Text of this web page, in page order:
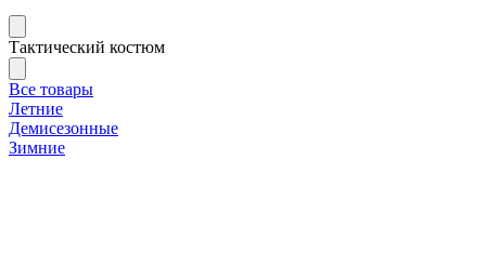
Тактический костюм
Все товары
Летние
Демисезонные
Зимние